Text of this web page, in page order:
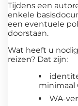
Tijdens een
enkele
een eventuele
doorstaan.
Wat heeft u
reizen? Dat zijn:
minimaal
WA-